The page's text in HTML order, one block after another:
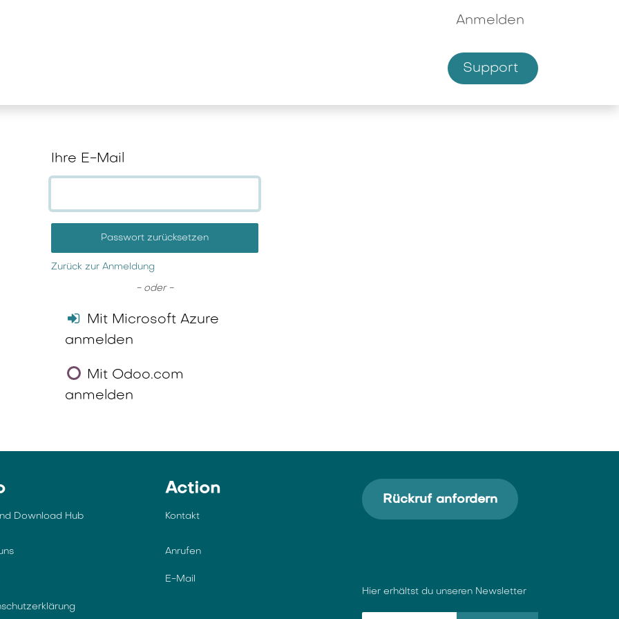
Anmelden
Supp​​ort
Ihre E-Mail
Passwort zurücksetzen
Zurück zur Anmeldung
- oder -
Mit Microsoft Azure
anmelden
Mit Odoo.com
anmelden
Download Hub
Action
Kontakt
Anrufen
E-Mail
Rückruf anfordern
Hier erhältst du unseren Newsletter